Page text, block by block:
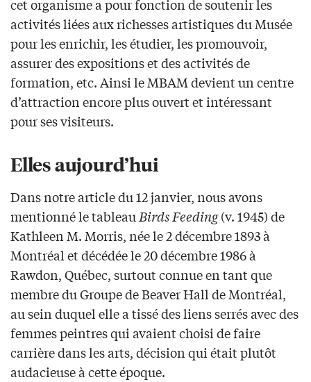
cet organisme a pour fonction de soutenir les
activités liées aux richesses artistiques du Musée
pour les enrichir, les étudier, les promouvoir,
assurer des expositions et des activités de
formation, etc. Ainsi le MBAM devient un centre
d’attraction encore plus ouvert et intéressant
pour ses visiteurs.
Elles aujourd’hui
Dans notre article du 12 janvier, nous avons
mentionné le tableauBirds Feeding(v. 1945) de
Kathleen M. Morris, née le 2 décembre 1893 à
Montréal et décédée le 20 décembre 1986 à
Rawdon, Québec, surtout connue en tant que
membre du Groupe de Beaver Hall de Montréal,
au sein duquel elle a tissé des liens serrés avec des
femmes peintres qui avaient choisi de faire
carrière dans les arts, décision qui était plutôt
audacieuse à cette époque.